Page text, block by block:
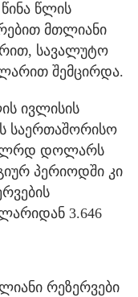
წლის
მთლიანი
სავალუტო
შემცირდა.
ივლისის
საერთაშორისო
მლრდ დოლარს
პერიოდში კი
3.646
რეზერვები